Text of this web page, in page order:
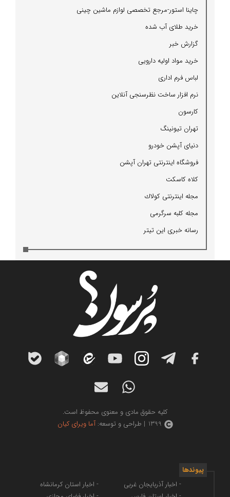
چاینا استور-مرجع تخصصی لوازم ماشین چینی
خرید طلای آب شده
گزارش خبر
خرید مواد اولیه دارویی
لباس فرم اداری
نرم افزار ساخت نظرسنجی آنلاین
كارسون
تهران تیونینگ
دنیای آپشن خودرو
فروشگاه اینترنتی تهران آپشن
كلاه كاسكت
مجله اینترنتی كولاك
مجله كلبه سرگرمی
رسانه خبری این تیتر
کلیه حقوق مادی و معنوی محفوظ است.
1399 | طراحی و توسعه:
آما ویرای کیان
پیوندها
- اخبار آذربایجان غربی
- اخبار استان کرمانشاه